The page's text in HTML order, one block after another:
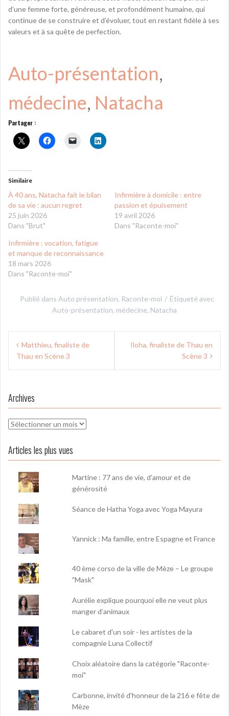
d’une femme forte, généreuse, et profondément humaine, qui
continue de se construire et d’évoluer, tout en restant fidèle à ses
valeurs et à sa quête de perfection.
Auto-présentation
médecine, Natacha
Partager :
Similaire
À 40 ans, Natacha fait le bilan
de sa vie : aucun regret
25 juin 2026
Dans "Brut"
Infirmière à domicile : entre
passion et épuisement
19 avril 2026
Dans "Raconte-moi"
Infirmière : vocation, fatigue
et manque de reconnaissance
18 mars 2026
Dans "Raconte-moi"
Publié dans Auto présentation, Raconte-moi
Étiqueté avec
Auto-présentation, médecine, Natacha
Navigation
deMatthieu, finaliste de
Thau en Scène 3
Iloha, finaliste de Thau en
Scène 3
Archives
Archives
Articles les plus vues
Martine : 77 ans de vie, d'amour et de
générosité
Séance de Hatha Yoga avec Yoga Mayura
Yannick : Ma famille, entre Espagne et France
40 ème corso de la ville de Mèze – Le groupe
"Mask"
Aurélie explique pourquoi elle ne veut plus
manger d’animaux
Le cabaret d'un soir - les artistes de la
compagnie Luna Collectif
Choix aléatoire dans la catégorie "Raconte-
moi"
Carbonne, invité d'honneur de la 216 e fête de
Mèze